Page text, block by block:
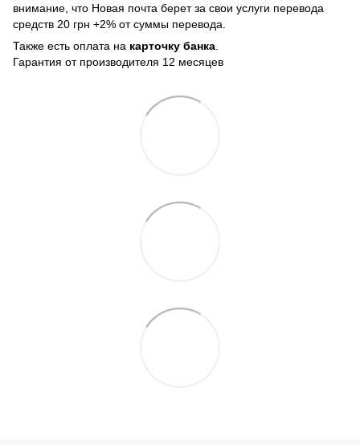
внимание, что Новая почта берет за свои услуги перевода
средств 20 грн +2% от суммы перевода.
Также есть оплата на карточку банка
Гарантия от производителя 12 месяцев